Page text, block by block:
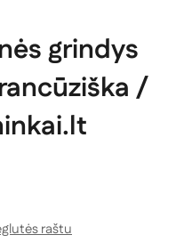
grindys
/
raštu